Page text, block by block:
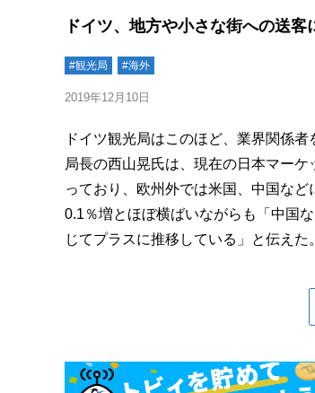
ドイツ、地方や小さな街への送
#観光局 #海外
2019年12月10日
ドイツ観光局はこのほど、業界関係
局長の西山晃氏は、現在の日本マー
っており、欧州外では米国、中国な
0.1％増とほぼ横ばいながらも「中国
じてプラスに推移している」と伝え